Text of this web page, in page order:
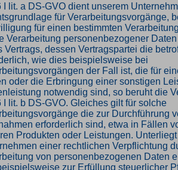
I lit. a DS-GVO dient unserem
für Verarbeitungsvorgänge,
für einen bestimmten
Verarbeitung personenbezogener
Vertrags, dessen Vertragspartei die
wie dies beispielsweise bei
der Fall ist, die für
oder die Erbringung einer sonstigen
notwendig sind, so beruht die
I lit. b DS-GVO. Gleiches gilt für solche
die zur Durchführung
erforderlich sind, etwa in Fällen
Produkten oder Leistungen.
einer rechtlichen Verpflichtung
von personenbezogenen Daten
zur Erfüllung steuerlicher